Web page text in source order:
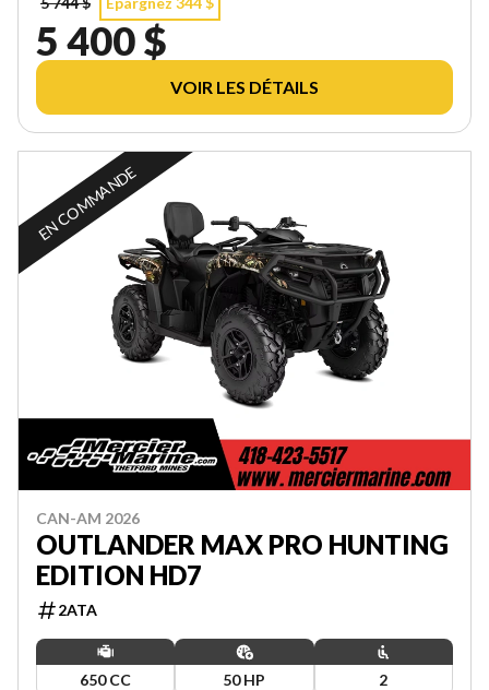
5 400 $
VOIR LES DÉTAILS
EN COMMANDE
CAN-AM 2026
OUTLANDER MAX PRO HUNTING
EDITION HD7
2ATA
650 CC 50 HP 2